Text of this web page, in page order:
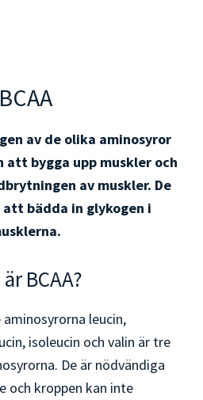
BCAA
av de olika aminosyror
att bygga upp muskler och
av muskler. De
bädda in glykogen i
BCAA?
aminosyrorna leucin,
isoleucin och valin är tre
De är nödvändiga
och kroppen kan inte